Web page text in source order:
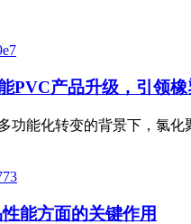
PVC产品升级，引领
功能化转变的背景下，氯
能方面的关键作用